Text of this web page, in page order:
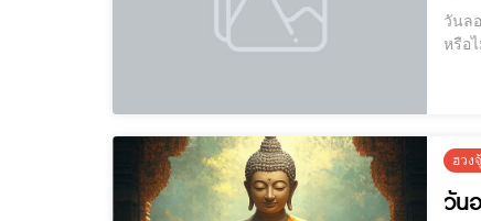
วันลอยกระทง [elementor-template
หรือไม่? 💸 หลายบ้านเงียบ ๆ แต่รายจ่ายหนักเหมือนมีคนกดโอนเงินออกทุกวัน...บางคน
ฮวง
วัน